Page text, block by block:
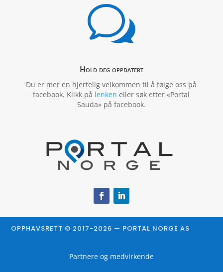
w
Hold deg oppdatert
Du er mer en hjertelig velkommen til å følge oss på
facebook. Klikk på lenken eller søk etter «Portal
Sauda» på facebook.
OPPHAVSRETT © 2017-2026 — PORTAL NORGE AS
Partnere og medvirkende